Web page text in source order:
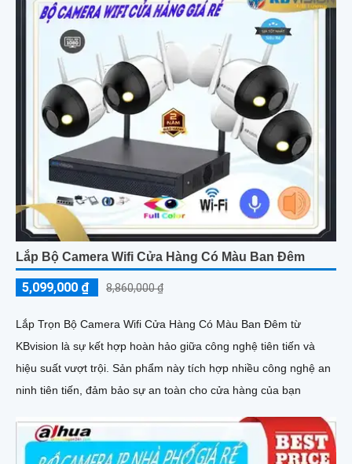
Lắp Bộ Camera Wifi Cửa Hàng Có Màu Ban Đêm
5,099,000 ₫ 8,860,000 ₫
Lắp Trọn Bộ Camera Wifi Cửa Hàng Có Màu Ban Đêm từ
KBvision là sự kết hợp hoàn hảo giữa công nghệ tiên tiến và
hiệu suất vượt trội. Sản phẩm này tích hợp nhiều công nghệ an
ninh tiên tiến, đảm bảo sự an toàn cho cửa hàng của bạn